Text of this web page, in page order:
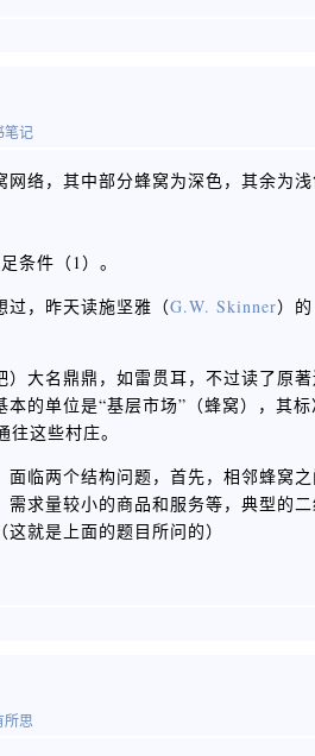
笔记
络，其中部分蜂窝为深色，其余为
条件（1）。
过，昨天读施坚雅（G.W. Skinner）
大名鼎鼎，如雷贯耳，不过读了原
的单位是“基层市场”（蜂窝），其
这些村庄。
临两个结构问题，首先，相邻蜂窝
求量较小的商品和服务等，典型的
就是上面的题目所问的）
所思